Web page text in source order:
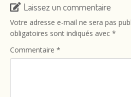
Laissez un commentaire
Votre adresse e-mail ne sera pas
obligatoires sont indiqués avec *
Commentaire *